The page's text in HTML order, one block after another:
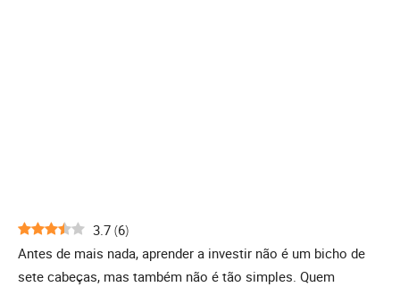
3.7 (6)
Antes de mais nada, aprender a investir não é um bicho de
sete cabeças, mas também não é tão simples. Quem